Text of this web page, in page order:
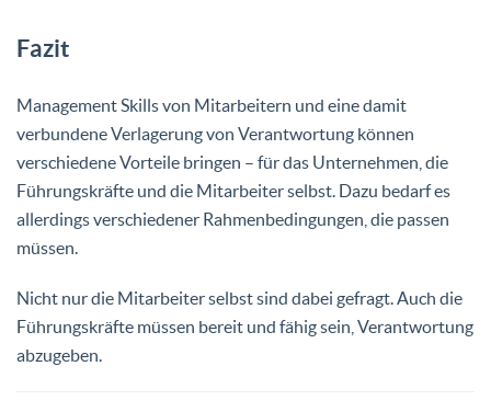
Fazit
Management Skills von Mitarbeitern und eine damit
verbundene Verlagerung von Verantwortung können
verschiedene Vorteile bringen – für das Unternehmen, die
Führungskräfte und die Mitarbeiter selbst. Dazu bedarf es
allerdings verschiedener Rahmenbedingungen, die passen
müssen.
Nicht nur die Mitarbeiter selbst sind dabei gefragt. Auch die
Führungskräfte müssen bereit und fähig sein, Verantwortung
abzugeben.